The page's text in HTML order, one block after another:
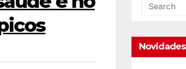
Novidades